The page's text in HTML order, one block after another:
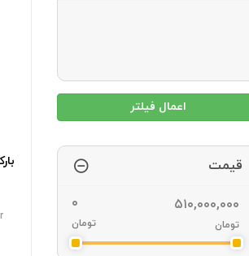
قیمت
تومان تومان